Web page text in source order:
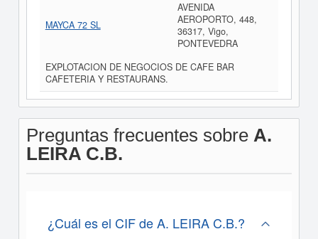
MAYCA 72 SL
AVENIDA
AEROPORTO, 448,
36317, Vigo,
PONTEVEDRA
EXPLOTACION DE NEGOCIOS DE CAFE BAR
CAFETERIA Y RESTAURANS.
Preguntas frecuentes sobre A.
LEIRA C.B.
¿Cuál es el CIF de A. LEIRA C.B.?